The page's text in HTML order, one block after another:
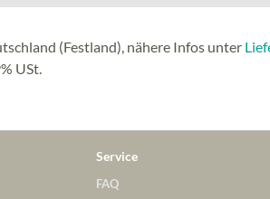
(Festland), nähere Infos unter
USt.
Service
FAQ